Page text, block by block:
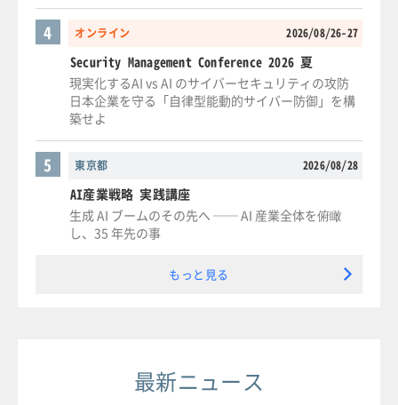
オンライン 2026/08/26-27
4
Security Management Conference 2026 夏
現実化するAI vs AI のサイバーセキュリティの攻防
日本企業を守る「自律型能動的サイバー防御」を構
築せよ
東京都 2026/08/28
5
AI産業戦略 実践講座
生成 AI ブームのその先へ ── AI 産業全体を俯瞰
し、35 年先の事
もっと見る
最新ニュース